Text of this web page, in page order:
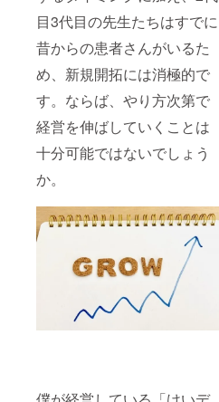
目3代目の先生たちはすでに
昔からの患者さんがいるた
め、新規開拓には消極的で
す。ならば、やり方次第で
経営を伸ばしていくことは
十分可能ではないでしょう
か。